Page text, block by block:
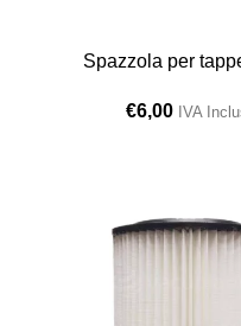
Spazzola per
€6,00 IVA